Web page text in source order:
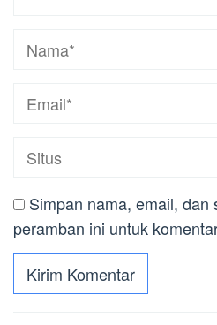
Simpan nama, email, dan
peramban ini untuk